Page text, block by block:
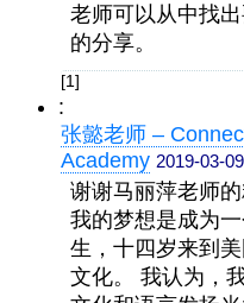
老师可以从中找
的分享。
[1]
:
张懿老师 –
Academy 2019-03-
谢谢马丽萍老师
我的梦想是成为
生，十四岁来到
文化。 我认为，